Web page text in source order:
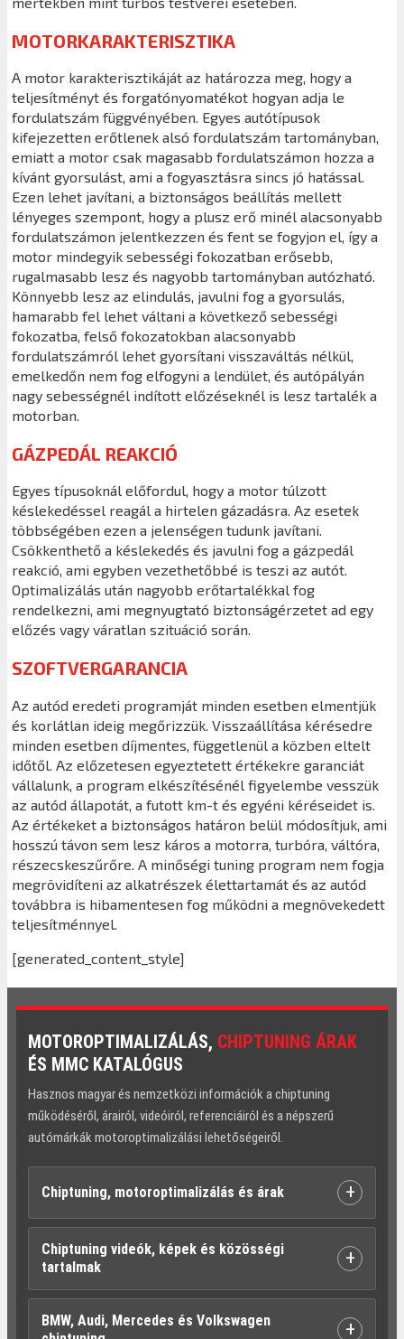
MOTORKARAKTERISZTIKA
A motor karakterisztikáját az határozza meg, hogy a
teljesítményt és forgatónyomatékot hogyan adja le
fordulatszám függvényében. Egyes autótípusok
kifejezetten erőtlenek alsó fordulatszám tartományban,
emiatt a motor csak magasabb fordulatszámon hozza a
kívánt gyorsulást, ami a fogyasztásra sincs jó hatással.
Ezen lehet javítani, a biztonságos beállítás mellett
lényeges szempont, hogy a plusz erő minél alacsonyabb
fordulatszámon jelentkezzen és fent se fogyjon el, így a
motor mindegyik sebességi fokozatban erősebb,
rugalmasabb lesz és nagyobb tartományban autózható.
Könnyebb lesz az elindulás, javulni fog a gyorsulás,
hamarabb fel lehet váltani a következő sebességi
fokozatba, felső fokozatokban alacsonyabb
fordulatszámról lehet gyorsítani visszaváltás nélkül,
emelkedőn nem fog elfogyni a lendület, és autópályán
nagy sebességnél indított előzéseknél is lesz tartalék a
motorban.
GÁZPEDÁL REAKCIÓ
Egyes típusoknál előfordul, hogy a motor túlzott
késlekedéssel reagál a hirtelen gázadásra. Az esetek
többségében ezen a jelenségen tudunk javítani.
Csökkenthető a késlekedés és javulni fog a gázpedál
reakció, ami egyben vezethetőbbé is teszi az autót.
Optimalizálás után nagyobb erőtartalékkal fog
rendelkezni, ami megnyugtató biztonságérzetet ad egy
előzés vagy váratlan szituáció során.
SZOFTVERGARANCIA
Az autód eredeti programját minden esetben elmentjük
és korlátlan ideig megőrizzük. Visszaállítása kérésedre
minden esetben díjmentes, függetlenül a közben eltelt
időtől. Az előzetesen egyeztetett értékekre garanciát
vállalunk, a program elkészítésénél figyelembe vesszük
az autód állapotát, a futott km-t és egyéni kéréseidet is.
Az értékeket a biztonságos határon belül módosítjuk, ami
hosszú távon sem lesz káros a motorra, turbóra, váltóra,
részecskeszűrőre. A minőségi tuning program nem fogja
megrövidíteni az alkatrészek élettartamát és az autód
továbbra is hibamentesen fog működni a megnövekedett
teljesítménnyel.
[generated_content_style]
MOTOROPTIMALIZÁLÁS, CHIPTUNING ÁRAK
ÉS MMC KATALÓGUS
Hasznos magyar és nemzetközi információk a chiptuning
működéséről, árairól, videóiról, referenciáiról és a népszerű
autómárkák motoroptimalizálási lehetőségeiről.
Chiptuning, motoroptimalizálás és árak +
Chiptuning videók, képek és közösségi
tartalmak
+
BMW, Audi, Mercedes és Volkswagen
+